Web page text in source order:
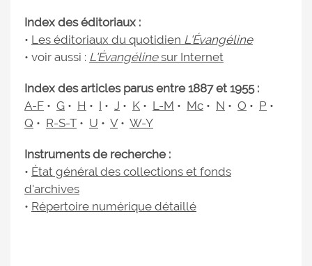
Index des éditoriaux :
• Les éditoriaux du quotidien L'Évangéline
• voir aussi : L'Évangélinesur Internet
Index des articles parus entre 1887 et 1955 :
A-F • G • H • I • J • K • L-M • Mc • N • O • P •
Q • R-S-T • U • V • W-Y
Instruments de recherche :
• État général des collections et fonds
d'archives
• Répertoire numérique détaillé